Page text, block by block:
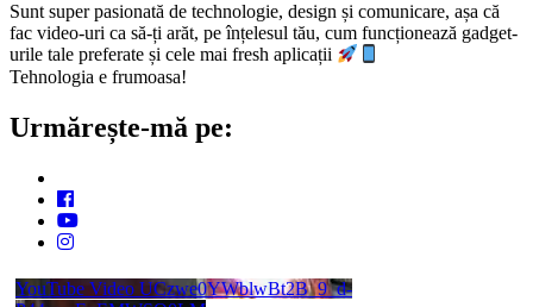
Sunt super pasionată de technologie, design și comunicare, așa că
fac video-uri ca să-ți arăt, pe înțelesul tău, cum funcționează gadget-
urile tale preferate și cele mai fresh aplicații
Tehnologia e frumoasa!
Urmărește-mă pe:
YouTube Video UCzwe0YWblwBt2B_9_d-